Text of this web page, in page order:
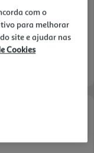
com o
para melhorar
site e ajudar nas
Cookies